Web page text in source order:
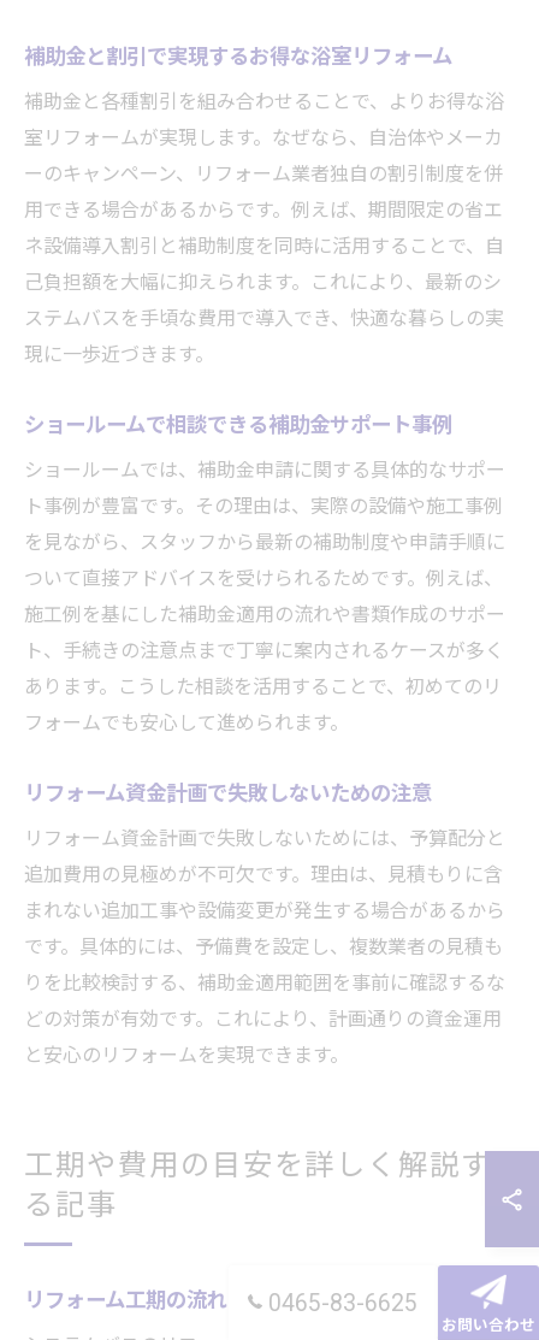
補助金と割引で実現するお得な浴室リフォーム
補助金と各種割引を組み合わせることで、よりお得な浴
室リフォームが実現します。なぜなら、自治体やメーカ
ーのキャンペーン、リフォーム業者独自の割引制度を併
用できる場合があるからです。例えば、期間限定の省エ
ネ設備導入割引と補助制度を同時に活用することで、自
己負担額を大幅に抑えられます。これにより、最新のシ
ステムバスを手頃な費用で導入でき、快適な暮らしの実
現に一歩近づきます。
ショールームで相談できる補助金サポート事例
ショールームでは、補助金申請に関する具体的なサポー
ト事例が豊富です。その理由は、実際の設備や施工事例
を見ながら、スタッフから最新の補助制度や申請手順に
ついて直接アドバイスを受けられるためです。例えば、
施工例を基にした補助金適用の流れや書類作成のサポー
ト、手続きの注意点まで丁寧に案内されるケースが多く
あります。こうした相談を活用することで、初めてのリ
フォームでも安心して進められます。
リフォーム資金計画で失敗しないための注意
リフォーム資金計画で失敗しないためには、予算配分と
追加費用の見極めが不可欠です。理由は、見積もりに含
まれない追加工事や設備変更が発生する場合があるから
です。具体的には、予備費を設定し、複数業者の見積も
りを比較検討する、補助金適用範囲を事前に確認するな
どの対策が有効です。これにより、計画通りの資金運用
と安心のリフォームを実現できます。
工期や費用の目安を詳しく解説す
る記事
リフォーム工期の流れと生活への影響を解説
0465-83-6625
お問い合わせ